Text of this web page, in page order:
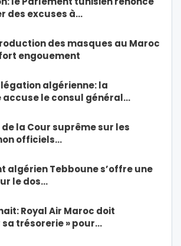
des excuses à…
des masques au Maroc
engouement
algérienne: la
accuse le consul général…
de la Cour suprême sur les
officiels…
algérien Tebboune s’offre une
le dos…
Royal Air Maroc doit
sa trésorerie » pour…